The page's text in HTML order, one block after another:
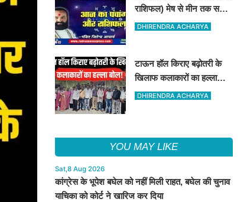
राशिफल) मेष से मीन तक सभी
राशिवालों के लिए ऐसा रहेगा
DHIRENDRA ACHARYA
टाऊन हॉल किराए बढ़ोतरी के
खिलाफ कलाकारों का हल्ला
बोल!
DHIRENDRA ACHARYA
YOU MAY LIKE
Sat,8 Aug 2026
कांग्रेस के भूपेश बघेल को नहीं मिली राहत, बघेल की चुनाव
याचिका को कोर्ट ने खारिज कर दिया